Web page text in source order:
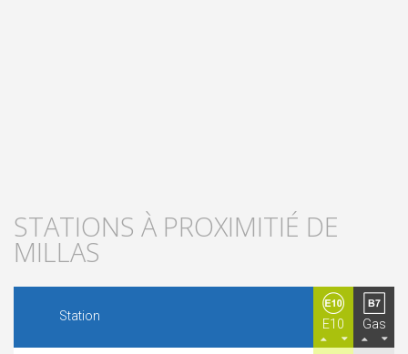
STATIONS À PROXIMITIÉ DE
MILLAS
Station
E10 Gas